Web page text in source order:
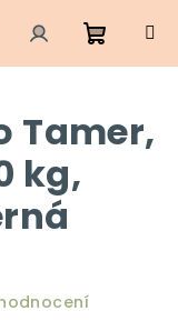
Přihlášení
košík
Tamer,
kg,